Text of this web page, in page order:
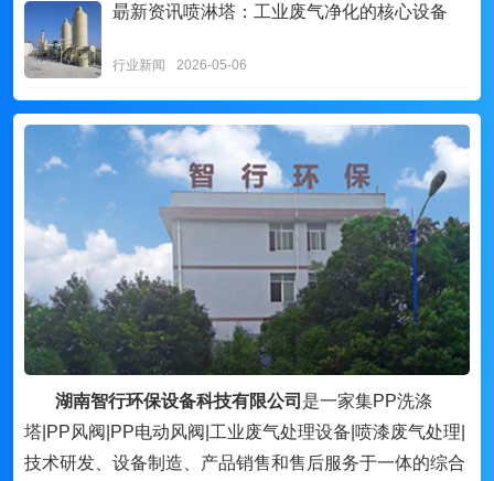
朂新资讯喷淋塔：工业废气净化的核心设备
行业新闻 2026-05-06
湖南智行环保设备科技有限公司 是一家集PP洗涤
塔|PP风阀|PP电动风阀|工业废气处理设备|喷漆废气处理|
技术研发、设备制造、产品销售和售后服务于一体的综合